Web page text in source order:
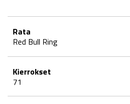
Rata
Red Bull Ring
Kierrokset
71